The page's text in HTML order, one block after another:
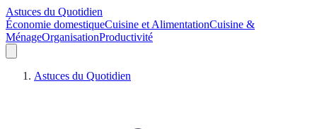
Astuces du Quotidien
Économie domestiqueCuisine et AlimentationCuisine &
MénageOrganisationProductivité
Astuces du Quotidien